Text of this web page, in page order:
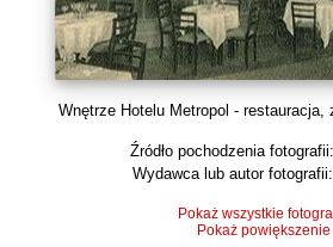
Wnętrze Hotelu Metropol - restauracja,
Źródło pochodzenia fotografii:
Wydawca lub autor fotografii:
Pokaż wszystkie
Pokaż powiększenie